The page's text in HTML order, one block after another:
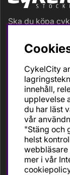
Ska du köpa
Vi är en
servicegrad
och dess
CykelCity!
CykelCity
innehåll,
upplevelse
du har läst
vår
"Stäng och
helst
webbläsare
mer i vår